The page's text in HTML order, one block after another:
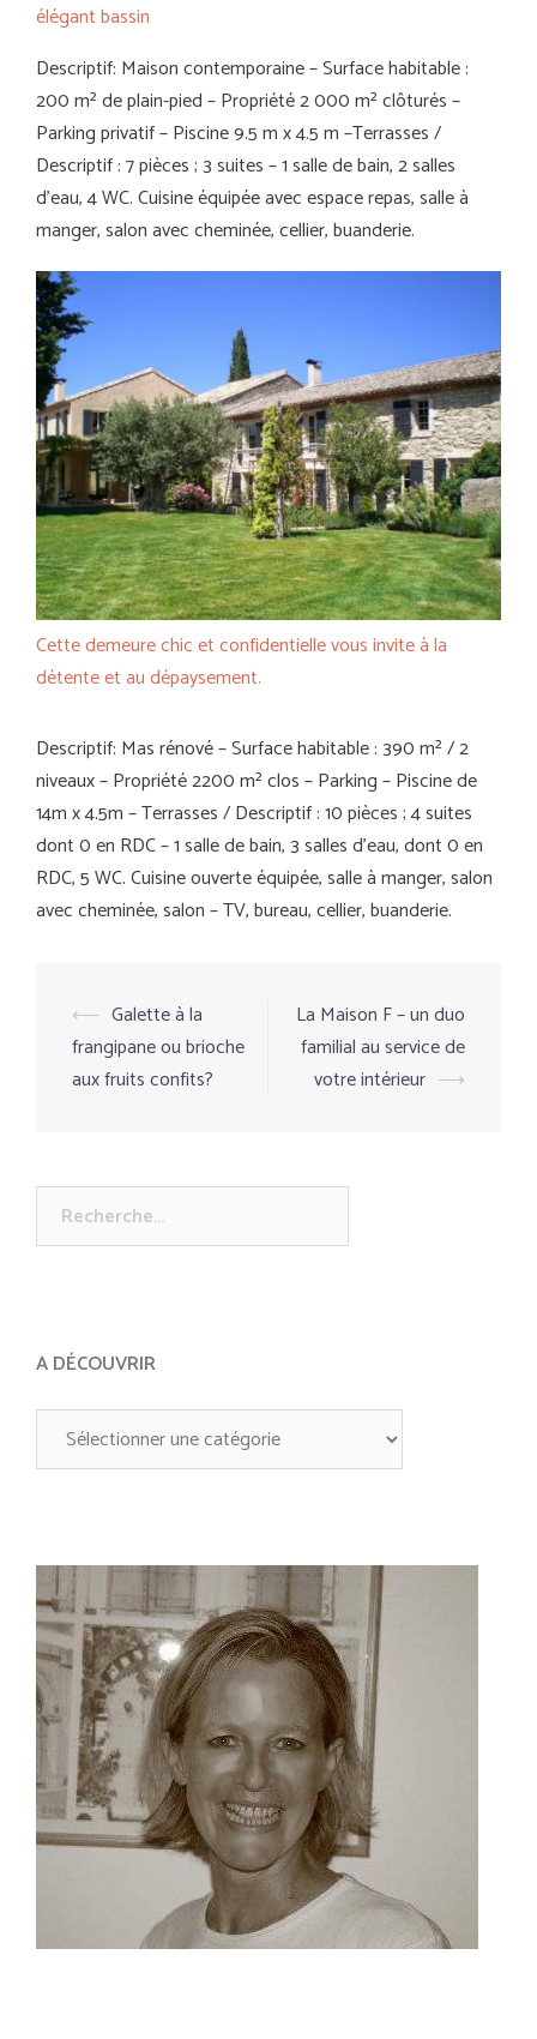
élégant bassin
Descriptif: Maison contemporaine – Surface habitable :
200 m² de plain-pied – Propriété 2 000 m² clôturés –
Parking privatif – Piscine 9.5 m x 4.5 m –Terrasses /
Descriptif : 7 pièces ; 3 suites – 1 salle de bain, 2 salles
d’eau, 4 WC. Cuisine équipée avec espace repas, salle à
manger, salon avec cheminée, cellier, buanderie.
Cette demeure chic et confidentielle vous invite à la
détente et au dépaysement.
Descriptif: Mas rénové – Surface habitable : 390 m² / 2
niveaux – Propriété 2200 m² clos – Parking – Piscine de
14m x 4.5m – Terrasses / Descriptif : 10 pièces ; 4 suites
dont 0 en RDC – 1 salle de bain, 3 salles d’eau, dont 0 en
RDC, 5 WC. Cuisine ouverte équipée, salle à manger, salon
avec cheminée, salon – TV, bureau, cellier, buanderie.
Navigation
d’article
⟵ Galette à la
frangipane ou brioche
aux fruits confits?
La Maison F – un duo
familial au service de
votre intérieur ⟶
Rechercher :
A DÉCOUVRIR